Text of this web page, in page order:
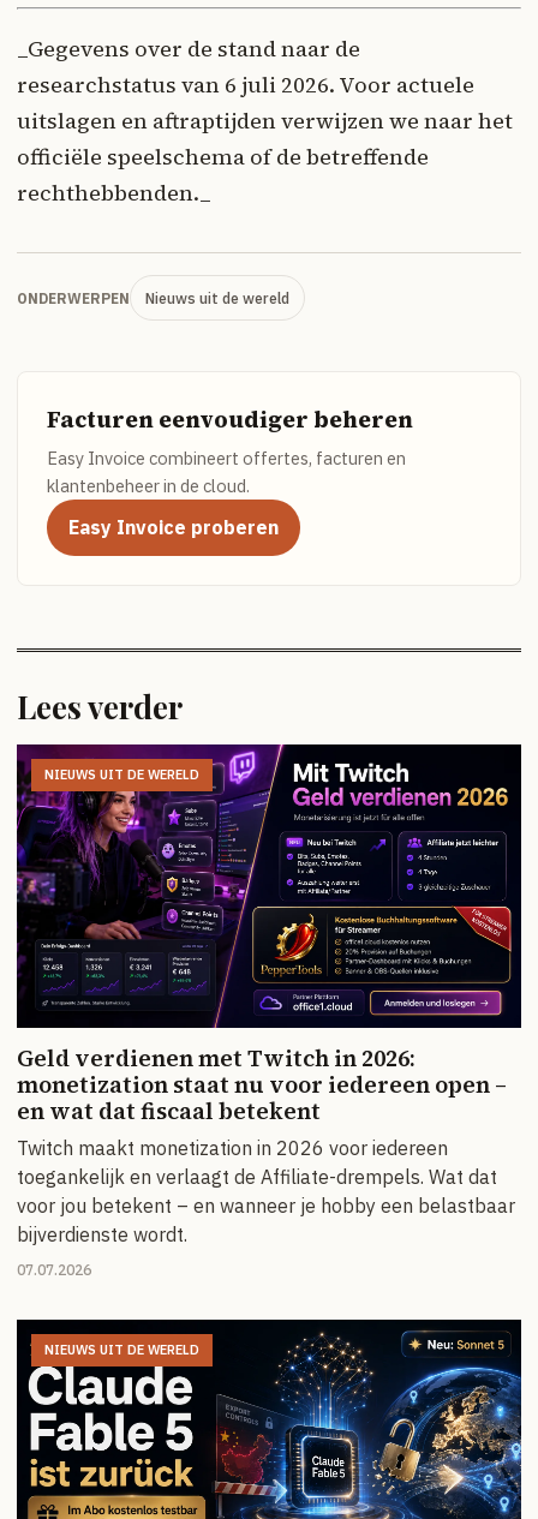
_Gegevens over de stand naar de
researchstatus van 6 juli 2026. Voor actuele
uitslagen en aftraptijden verwijzen we naar het
officiële speelschema of de betreffende
rechthebbenden._
ONDERWERPEN Nieuws uit de wereld
Facturen eenvoudiger beheren
Easy Invoice combineert offertes, facturen en
klantenbeheer in de cloud.
Easy Invoice proberen
Lees verder
NIEUWS UIT DE WERELD
Geld verdienen met Twitch in 2026:
monetization staat nu voor iedereen open –
en wat dat fiscaal betekent
Twitch maakt monetization in 2026 voor iedereen
toegankelijk en verlaagt de Affiliate-drempels. Wat dat
voor jou betekent – en wanneer je hobby een belastbaar
bijverdienste wordt.
07.07.2026
NIEUWS UIT DE WERELD